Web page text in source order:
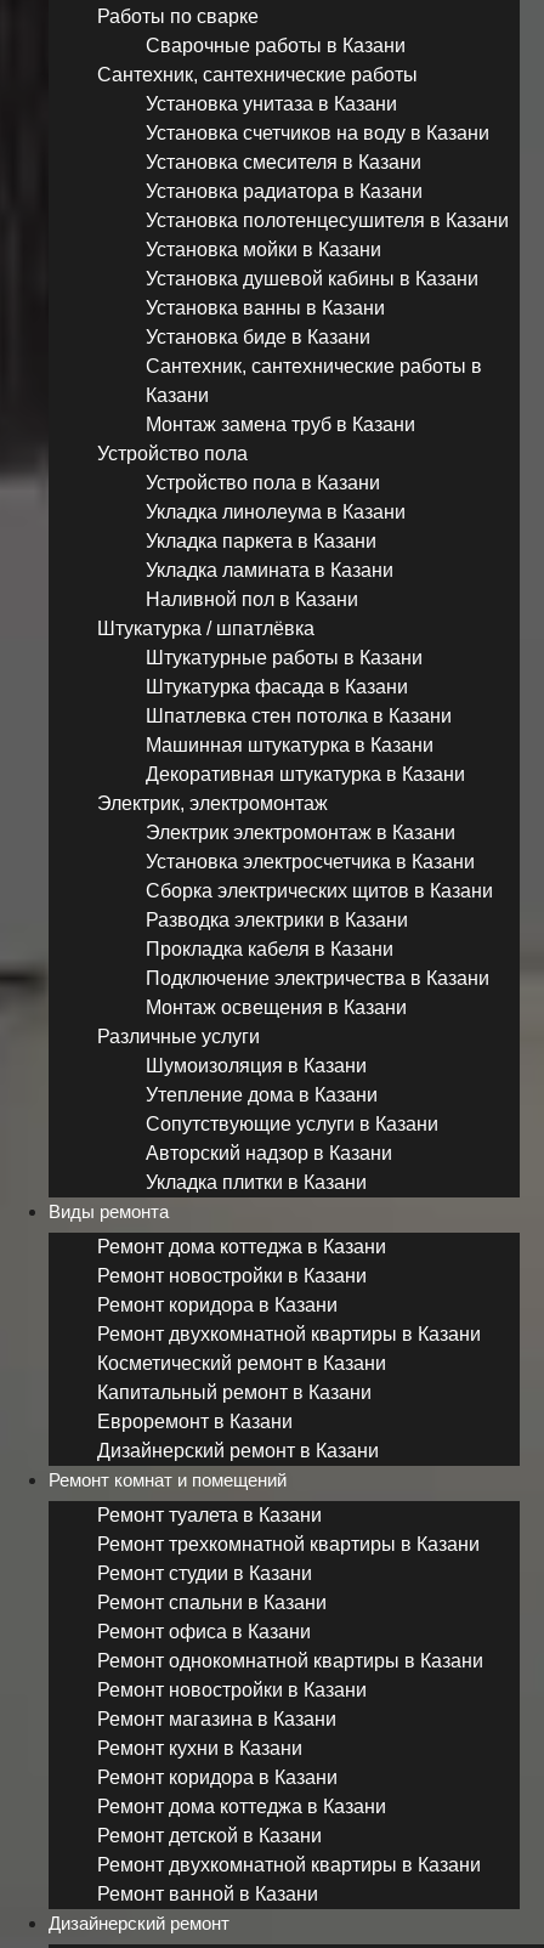
Работы по сварке
Сварочные работы в Казани
Сантехник, сантехнические работы
Установка унитаза в Казани
Установка счетчиков на воду в Казани
Установка смесителя в Казани
Установка радиатора в Казани
Установка полотенцесушителя в Казани
Установка мойки в Казани
Установка душевой кабины в Казани
Установка ванны в Казани
Установка биде в Казани
Сантехник, сантехнические работы в
Казани
Монтаж замена труб в Казани
Устройство пола
Устройство пола в Казани
Укладка линолеума в Казани
Укладка паркета в Казани
Укладка ламината в Казани
Наливной пол в Казани
Штукатурка / шпатлёвка
Штукатурные работы в Казани
Штукатурка фасада в Казани
Шпатлевка стен потолка в Казани
Машинная штукатурка в Казани
Декоративная штукатурка в Казани
Электрик, электромонтаж
Электрик электромонтаж в Казани
Установка электросчетчика в Казани
Сборка электрических щитов в Казани
Разводка электрики в Казани
Прокладка кабеля в Казани
Подключение электричества в Казани
Монтаж освещения в Казани
Различные услуги
Шумоизоляция в Казани
Утепление дома в Казани
Сопутствующие услуги в Казани
Авторский надзор в Казани
Укладка плитки в Казани
Виды ремонта
Ремонт дома коттеджа в Казани
Ремонт новостройки в Казани
Ремонт коридора в Казани
Ремонт двухкомнатной квартиры в Казани
Косметический ремонт в Казани
Капитальный ремонт в Казани
Евроремонт в Казани
Дизайнерский ремонт в Казани
Ремонт комнат и помещений
Ремонт туалета в Казани
Ремонт трехкомнатной квартиры в Казани
Ремонт студии в Казани
Ремонт спальни в Казани
Ремонт офиса в Казани
Ремонт однокомнатной квартиры в Казани
Ремонт новостройки в Казани
Ремонт магазина в Казани
Ремонт кухни в Казани
Ремонт коридора в Казани
Ремонт дома коттеджа в Казани
Ремонт детской в Казани
Ремонт двухкомнатной квартиры в Казани
Ремонт ванной в Казани
Дизайнерский ремонт